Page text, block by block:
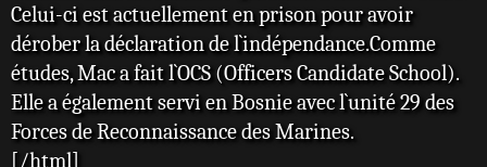
Celui-ci est actuellement en prison pour avoir
dérober la déclaration de l`indépendance.Comme
études, Mac a fait l`OCS (Officers Candidate School).
Elle a également servi en Bosnie avec l`unité 29 des
Forces de Reconnaissance des Marines.
[/html]